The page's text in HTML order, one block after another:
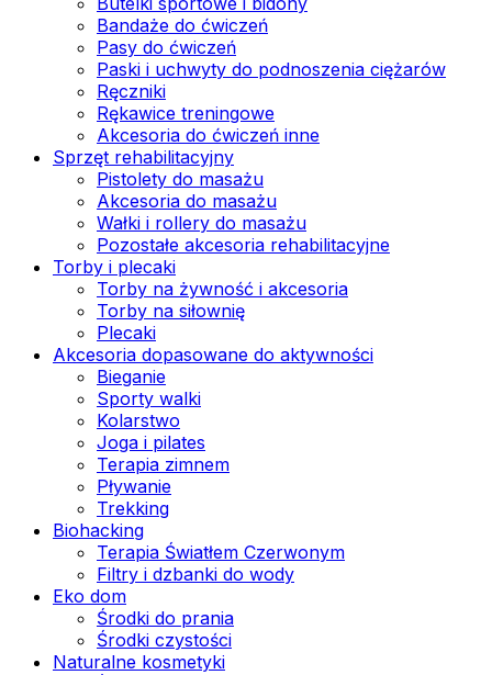
Bandaże do ćwiczeń
Pasy do ćwiczeń
Paski i uchwyty do podnoszenia ciężarów
Ręczniki
Rękawice treningowe
Akcesoria do ćwiczeń inne
Sprzęt rehabilitacyjny
Pistolety do masażu
Akcesoria do masażu
Wałki i rollery do masażu
Pozostałe akcesoria rehabilitacyjne
Torby i plecaki
Torby na żywność i akcesoria
Torby na siłownię
Plecaki
Akcesoria dopasowane do aktywności
Bieganie
Sporty walki
Kolarstwo
Joga i pilates
Terapia zimnem
Pływanie
Trekking
Biohacking
Terapia Światłem Czerwonym
Filtry i dzbanki do wody
Eko dom
Środki do prania
Środki czystości
Naturalne kosmetyki